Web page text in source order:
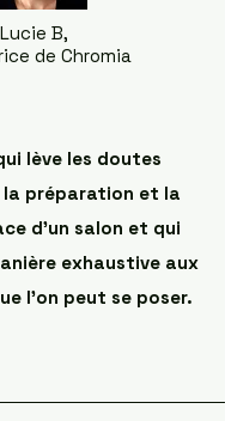
Lucie B,
de Chromia
lève les doutes
préparation et la
d'un salon et qui
exhaustive aux
l'on peut se poser.